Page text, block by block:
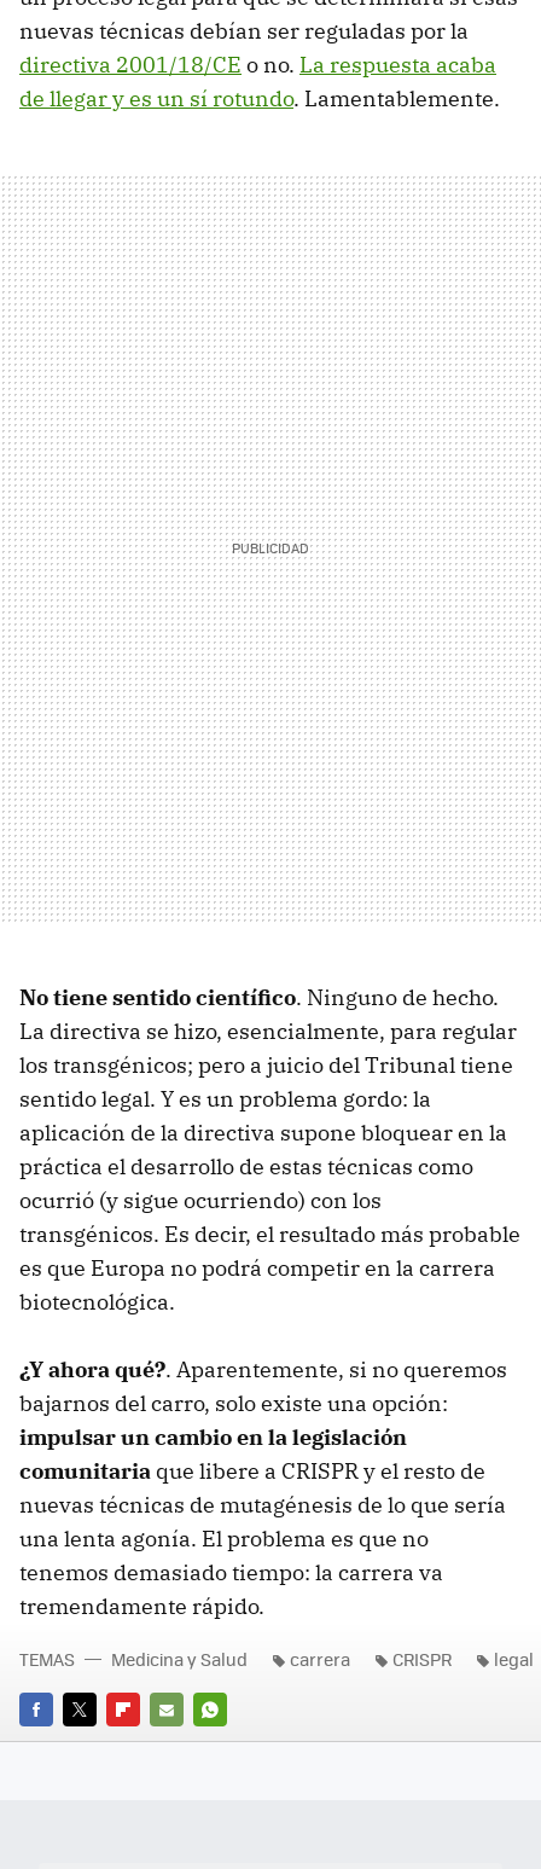
nuevas técnicas debían ser reguladas por la
directiva 2001/18/CE o no. La respuesta acaba
de llegar y es un sí rotundo. Lamentablemente.
No tiene sentido científico. Ninguno de hecho.
La directiva se hizo, esencialmente, para regular
los transgénicos; pero a juicio del Tribunal tiene
sentido legal. Y es un problema gordo: la
aplicación de la directiva supone bloquear en la
práctica el desarrollo de estas técnicas como
ocurrió (y sigue ocurriendo) con los
transgénicos. Es decir, el resultado más probable
es que Europa no podrá competir en la carrera
biotecnológica.
¿Y ahora qué?. Aparentemente, si no queremos
bajarnos del carro, solo existe una opción:
impulsar un cambio en la legislación
comunitaria que libere a CRISPR y el resto de
nuevas técnicas de mutagénesis de lo que sería
una lenta agonía. El problema es que no
tenemos demasiado tiempo: la carrera va
tremendamente rápido.
FACEBOOK
TWITTERFLIPBOARD
E-
WHATSAPP
TEMAS Medicina y Salud carrera CRISPR legal